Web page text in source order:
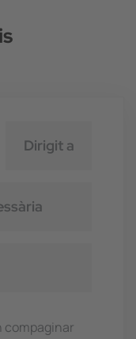
Dirigit a
compaginar